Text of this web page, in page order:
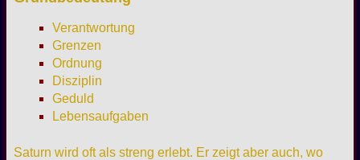
Verantwortung
Grenzen
Ordnung
Disziplin
Geduld
Lebensaufgaben
Saturn wird oft als streng erlebt. Er zeigt aber auch, wo